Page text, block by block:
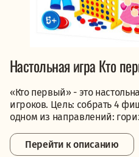
Настольная игра Кто
«Кто первый» - это
игроков. Цель: собрать 4
одном из направлений:
Перейти к описанию